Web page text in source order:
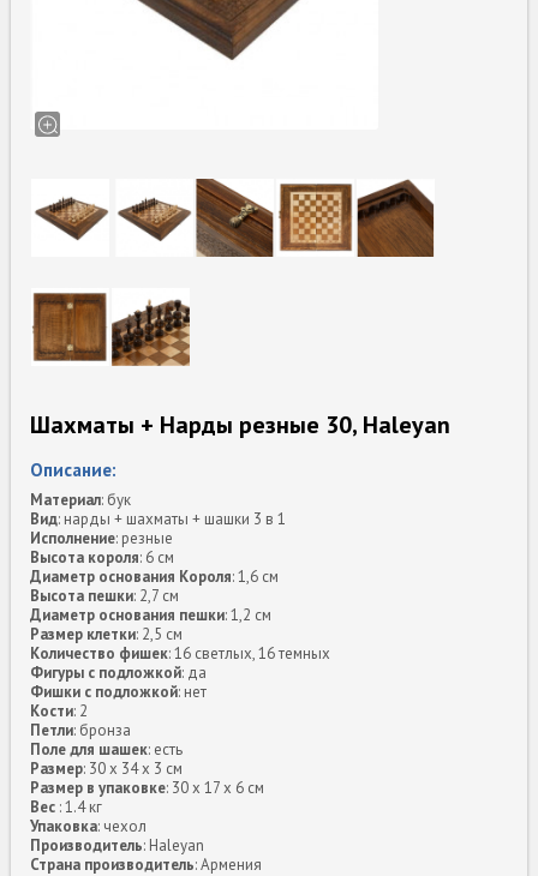
Шахматы + Нарды резные 30, Haleyan
Описание:
Материал: бук
Вид: нарды + шахматы + шашки 3 в 1
Исполнение: резные
Высота короля: 6 см
Диаметр основания Короля: 1,6 см
Высота пешки: 2,7 см
Диаметр основания пешки: 1,2 см
Размер клетки: 2,5 см
Количество фишек: 16 светлых, 16 темных
Фигуры с подложкой: да
Фишки с подложкой: нет
Кости: 2
Петли: бронза
Поле для шашек: есть
Размер: 30 x 34 x 3 см
Размер в упаковке: 30 x 17 x 6 см
Вес : 1.4 кг
Упаковка: чехол
Производитель: Haleyan
Страна производитель: Армения